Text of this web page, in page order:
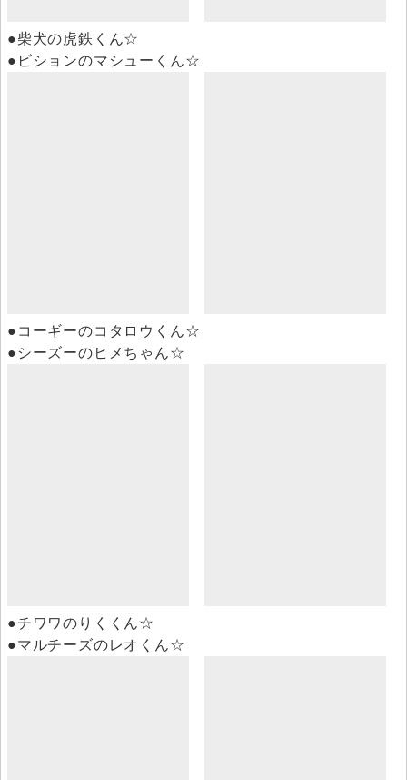
●柴犬の虎鉄くん☆
●ビションのマシューくん☆
●コーギーのコタロウくん☆
●シーズーのヒメちゃん☆
●チワワのりくくん☆
●マルチーズのレオくん☆